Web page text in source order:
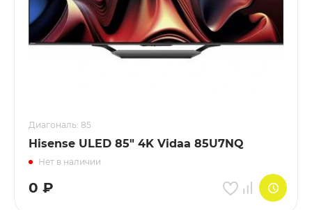
Диагональ: 85
Hisense ULED 85" 4K Vidaa 85U7NQ
Нет в наличии
0 ₽